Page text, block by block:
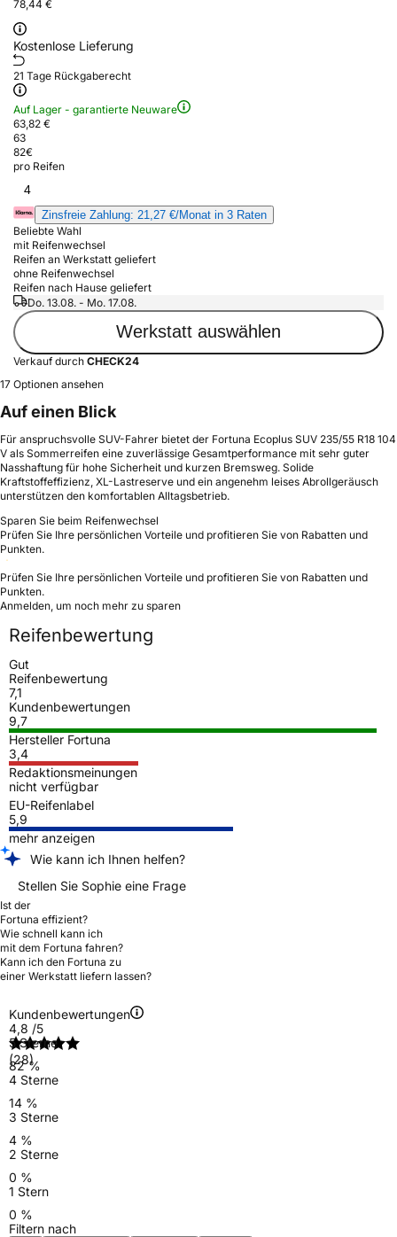
78,44 €
Kostenlose Lieferung
21 Tage Rückgaberecht
Auf Lager - garantierte Neuware
63,82 €
63
82€
pro Reifen
4
Zinsfreie Zahlung: 21,27 €/Monat in 3 Raten
Beliebte Wahl
mit Reifenwechsel
Reifen an Werkstatt geliefert
ohne Reifenwechsel
Reifen nach Hause geliefert
Do. 13.08. - Mo. 17.08.
Werkstatt auswählen
Verkauf durch CHECK24
17 Optionen ansehen
Auf einen Blick
Für anspruchsvolle SUV-Fahrer bietet der Fortuna Ecoplus SUV 235/55 R18 104
V als Sommerreifen eine zuverlässige Gesamtperformance mit sehr guter
Nasshaftung für hohe Sicherheit und kurzen Bremsweg. Solide
Kraftstoffeffizienz, XL-Lastreserve und ein angenehm leises Abrollgeräusch
unterstützen den komfortablen Alltagsbetrieb.
Sparen Sie beim Reifenwechsel
Prüfen Sie Ihre persönlichen Vorteile und profitieren Sie von Rabatten und
Punkten.
Prüfen Sie Ihre persönlichen Vorteile und profitieren Sie von Rabatten und
Punkten.
Anmelden, um noch mehr zu sparen
Reifenbewertung
Gut
Reifenbewertung
7,1
Kundenbewertungen
9,7
Hersteller Fortuna
3,4
Redaktionsmeinungen
nicht verfügbar
EU-Reifenlabel
5,9
mehr anzeigen
Wie kann ich Ihnen helfen?
Stellen Sie Sophie eine Frage
Ist der
Fortuna effizient?
Wie schnell kann ich
mit dem Fortuna fahren?
Kann ich den Fortuna zu
einer Werkstatt liefern lassen?
Kundenbewertungen
4,8 /5
(28)
5 Sterne
82 %
4 Sterne
14 %
3 Sterne
4 %
2 Sterne
0 %
1 Stern
0 %
Filtern nach